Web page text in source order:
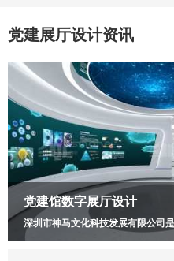
党建展厅设计资讯
党建馆数字展厅设计